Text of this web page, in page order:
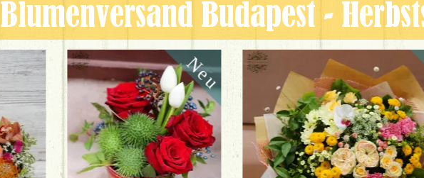
Blumenversand Budapest -